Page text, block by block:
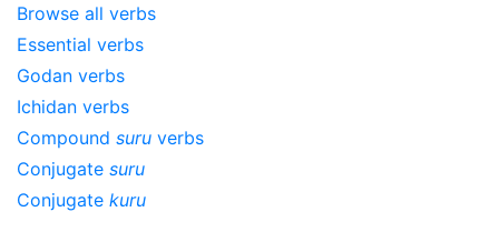
Browse all verbs
Essential verbs
Godan verbs
Ichidan verbs
Compound suru verbs
Conjugate suru
Conjugate kuru